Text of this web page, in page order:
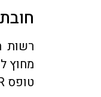
רשות
טופס FBAR למשרד האוצר האמריקאי.